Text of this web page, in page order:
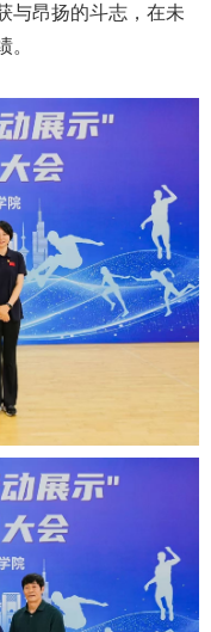
与昂扬的斗志，在未
。